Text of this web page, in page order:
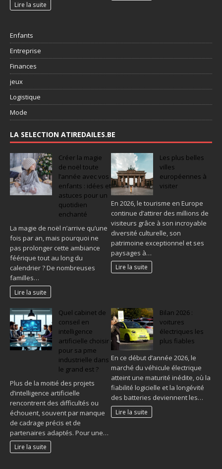
Lire la suite
Enfants
Entreprise
Finances
jeux
Logistique
Mode
LA SELECTION ATIREDAILES.BE
Créer la magie
de noël toute
l’année avec vos
enfants : idées et
astuces pour un
quotidien
enchanté
La magie de noël n’arrive qu’une
fois par an, mais pourquoi ne
pas prolonger cette ambiance
féérique tout au long du
calendrier ? De nombreuses
familles…
Lire la suite
Les plus belles
villes
européennes à
visiter
En 2026, le tourisme en Europe
continue d’attirer des millions de
visiteurs grâce à son incroyable
diversité culturelle, son
patrimoine exceptionnel et ses
paysages à…
Lire la suite
Quel cabinet de
conseil en
intelligence
artificielle choisir
pour sa pme
industrielle dans
le grand est ?
Plus de la moitié des projets
d’intelligence artificielle
rencontrent des difficultés ou
échouent, souvent par manque
de cadrage précis et de
partenaires adaptés. Pour une…
Lire la suite
Bilan 2026 :
voitures
électriques les
plus fiables
En ce début d’année 2026, le
marché du véhicule électrique
atteint une maturité inédite, où la
fiabilité logicielle et la longévité
des batteries deviennent les…
Lire la suite